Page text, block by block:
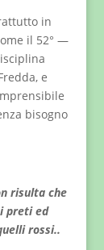
in
il 52° —
e
bisogno
risulta che
preti ed
rossi..